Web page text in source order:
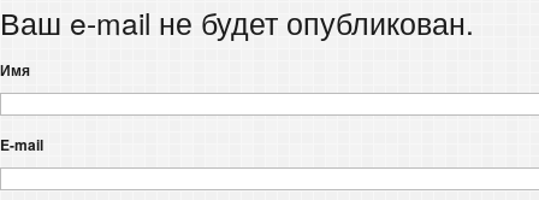
Ваш e-mail не будет опубликован.
Имя
E-mail